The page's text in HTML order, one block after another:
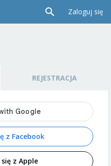
Zaloguj się
REJESTRACJA
z Facebook
z Apple